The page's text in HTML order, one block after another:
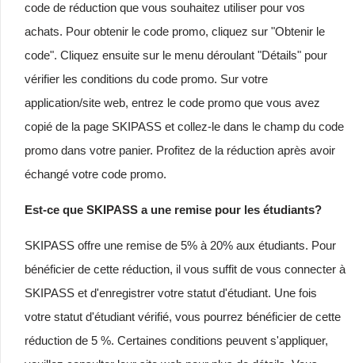
code de réduction que vous souhaitez utiliser pour vos
achats. Pour obtenir le code promo, cliquez sur "Obtenir le
code". Cliquez ensuite sur le menu déroulant "Détails" pour
vérifier les conditions du code promo. Sur votre
application/site web, entrez le code promo que vous avez
copié de la page SKIPASS et collez-le dans le champ du code
promo dans votre panier. Profitez de la réduction après avoir
échangé votre code promo.
Est-ce que SKIPASS a une remise pour les étudiants?
SKIPASS offre une remise de 5% à 20% aux étudiants. Pour
bénéficier de cette réduction, il vous suffit de vous connecter à
SKIPASS et d'enregistrer votre statut d'étudiant. Une fois
votre statut d'étudiant vérifié, vous pourrez bénéficier de cette
réduction de 5 %. Certaines conditions peuvent s'appliquer,